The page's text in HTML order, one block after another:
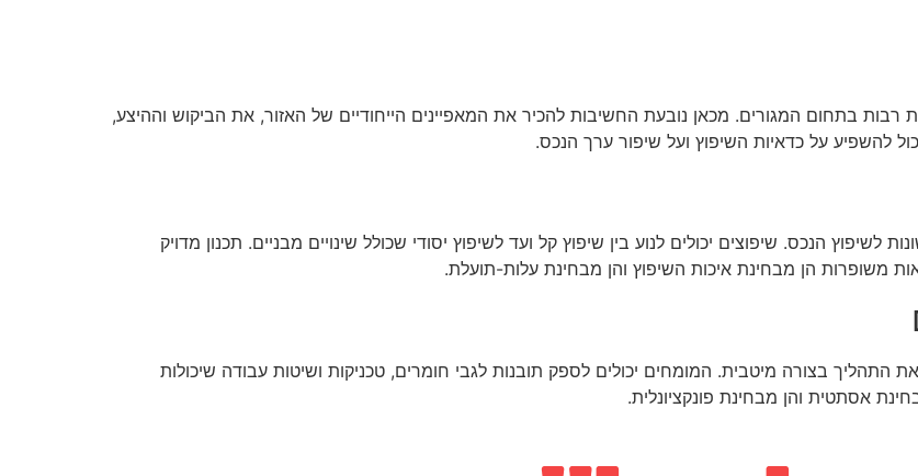
רבות בתחום המגורים. מכאן נובעת החשיבות להכיר את המאפיינים הייחודיים של האזור, את הביקוש וההיצע,
להשפיע על כדאיות השיפוץ ועל שיפור ערך הנכס.
הנכס. שיפוצים יכולים לנוע בין שיפוץ קל ועד לשיפוץ יסודי שכולל שינויים מבניים. תכנון מדויק
משופרות הן מבחינת איכות השיפוץ והן מבחינת עלות-תועלת.
התהליך בצורה מיטבית. המומחים יכולים לספק תובנות לגבי חומרים, טכניקות ושיטות עבודה שיכולות
אסתטית והן מבחינת פונקציונלית.